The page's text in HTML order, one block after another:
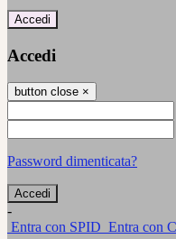
Accedi
Accedi
button close ×
Password dimenticata?
-
Entra con SPID Entra con